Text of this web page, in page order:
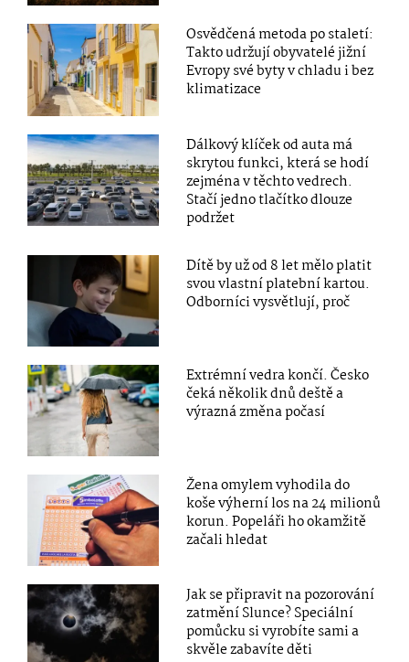
Osvědčená metoda po staletí:
Takto udržují obyvatelé jižní
Evropy své byty v chladu i bez
klimatizace
Dálkový klíček od auta má
skrytou funkci, která se hodí
zejména v těchto vedrech.
Stačí jedno tlačítko dlouze
podržet
Dítě by už od 8 let mělo platit
svou vlastní platební kartou.
Odborníci vysvětlují, proč
Extrémní vedra končí. Česko
čeká několik dnů deště a
výrazná změna počasí
Žena omylem vyhodila do
koše výherní los na 24 milionů
korun. Popeláři ho okamžitě
začali hledat
Jak se připravit na pozorování
zatmění Slunce? Speciální
pomůcku si vyrobíte sami a
skvěle zabavíte děti